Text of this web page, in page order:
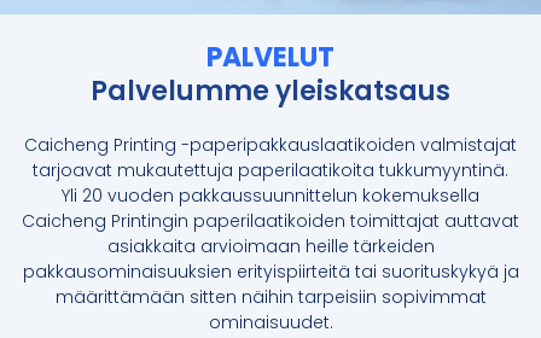
PALVELUT
Palvelumme yleiskatsaus
Caicheng Printing -paperipakkauslaatikoiden valmistajat
tarjoavat mukautettuja paperilaatikoita tukkumyyntinä.
Yli 20 vuoden pakkaussuunnittelun kokemuksella
Caicheng Printingin paperilaatikoiden toimittajat auttavat
asiakkaita arvioimaan heille tärkeiden
pakkausominaisuuksien erityispiirteitä tai suorituskykyä ja
määrittämään sitten näihin tarpeisiin sopivimmat
ominaisuudet.